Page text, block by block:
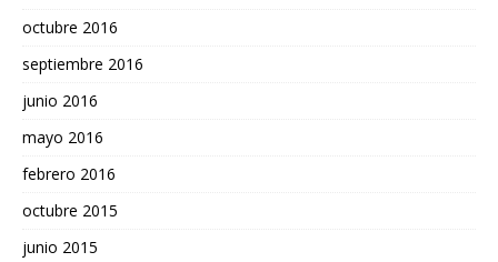
octubre 2016
septiembre 2016
junio 2016
mayo 2016
febrero 2016
octubre 2015
junio 2015